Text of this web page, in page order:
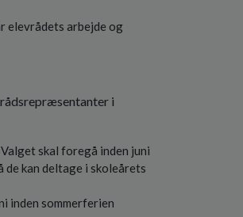
elevrådets arbejde og
i
skal foregå inden juni
de kan deltage i skoleårets
inden sommerferien